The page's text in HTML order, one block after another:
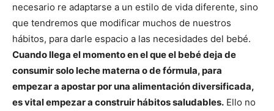
necesario re adaptarse a un estilo de vida diferente, sino
que tendremos que modificar muchos de nuestros
hábitos, para darle espacio a las necesidades del bebé.
Cuando llega el momento en el que el bebé deja de
consumir solo leche materna o de fórmula, para
empezar a apostar por una alimentación diversificada,
es vital empezar a construir hábitos saludables. Ello no